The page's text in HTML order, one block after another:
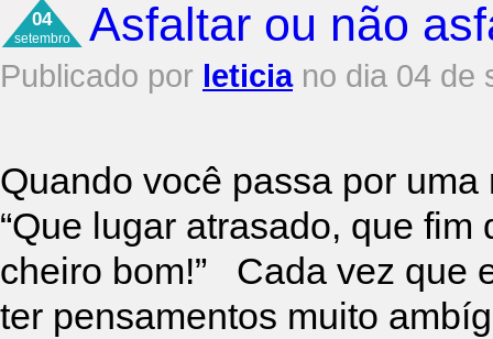
04
setembro Asfaltar ou não
Publicado por leticiano dia 04 de
Quando você passa por
“Que lugar atrasado, que
cheiro bom!” Cada vez que
ter pensamentos muito